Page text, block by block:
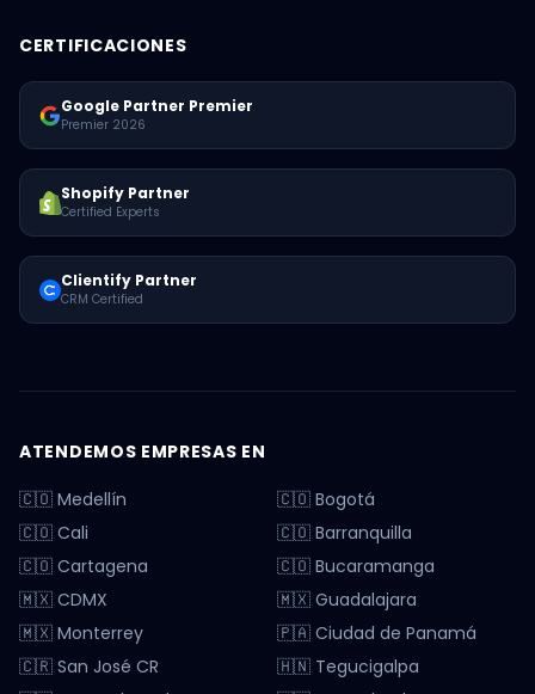
CERTIFICACIONES
Google Partner Premier
Premier 2026
Shopify Partner
Certified Experts
Clientify Partner
CRM Certified
ATENDEMOS EMPRESAS EN
🇨🇴 Medellín
🇨🇴 Bogotá
🇨🇴 Cali
🇨🇴 Barranquilla
🇨🇴 Cartagena
🇨🇴 Bucaramanga
🇲🇽 CDMX
🇲🇽 Guadalajara
🇲🇽 Monterrey
🇵🇦 Ciudad de Panamá
🇨🇷 San José CR
🇭🇳 Tegucigalpa